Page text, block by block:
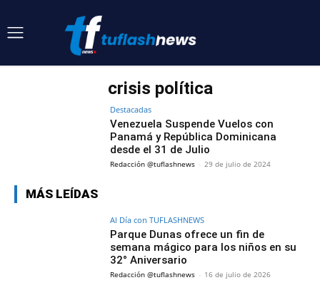
crisis política
Destacadas
Venezuela Suspende Vuelos con
Panamá y República Dominicana
desde el 31 de Julio
Redacción @tuflashnews - 29 de julio de 2024
MÁS LEÍDAS
Al Día con TUFLASHNEWS
Parque Dunas ofrece un fin de
semana mágico para los niños en su
32° Aniversario
Redacción @tuflashnews - 16 de julio de 2026